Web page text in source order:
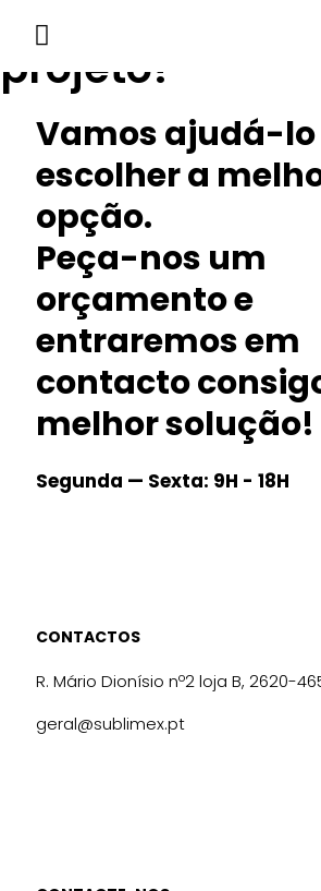
Falamos sobre
projeto?
Vamos ajudá-lo
escolher a
opção.
Peça-nos um
orçamento e
entraremos em
contacto
melhor solução!
Segunda — Sexta: 9H - 18H
CONTACTOS
R. Mário Dionísio nº2 loja B, 2620-
geral@sublimex.pt